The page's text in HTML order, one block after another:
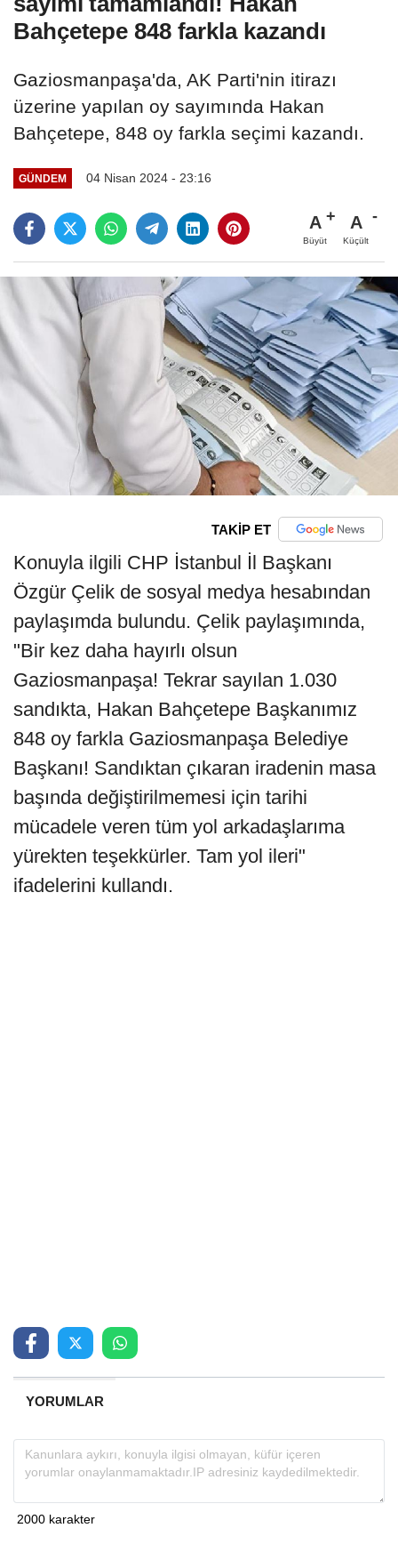
Bahçetepe 848 farkla kazandı
Gaziosmanpaşa'da, AK Parti'nin itirazı
üzerine yapılan oy sayımında Hakan
Bahçetepe, 848 oy farkla seçimi kazandı.
GÜNDEM 04 Nisan 2024 - 23:16
A
Büyüt
A
Küçült
TAKİP ET
Konuyla ilgili CHP İstanbul İl Başkanı
Özgür Çelik de sosyal medya hesabından
paylaşımda bulundu. Çelik paylaşımında,
"Bir kez daha hayırlı olsun
Gaziosmanpaşa! Tekrar sayılan 1.030
sandıkta, Hakan Bahçetepe Başkanımız
848 oy farkla Gaziosmanpaşa Belediye
Başkanı! Sandıktan çıkaran iradenin masa
başında değiştirilmemesi için tarihi
mücadele veren tüm yol arkadaşlarıma
yürekten teşekkürler. Tam yol ileri"
ifadelerini kullandı.
YORUMLAR